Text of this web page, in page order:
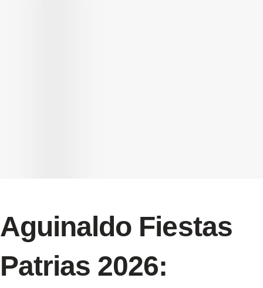
Aguinaldo Fiestas
Patrias 2026: